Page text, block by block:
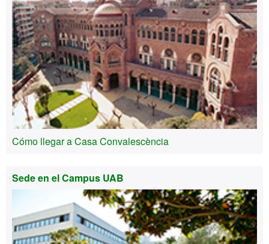
Cómo llegar a Casa Convalescència
Sede en el Campus UAB